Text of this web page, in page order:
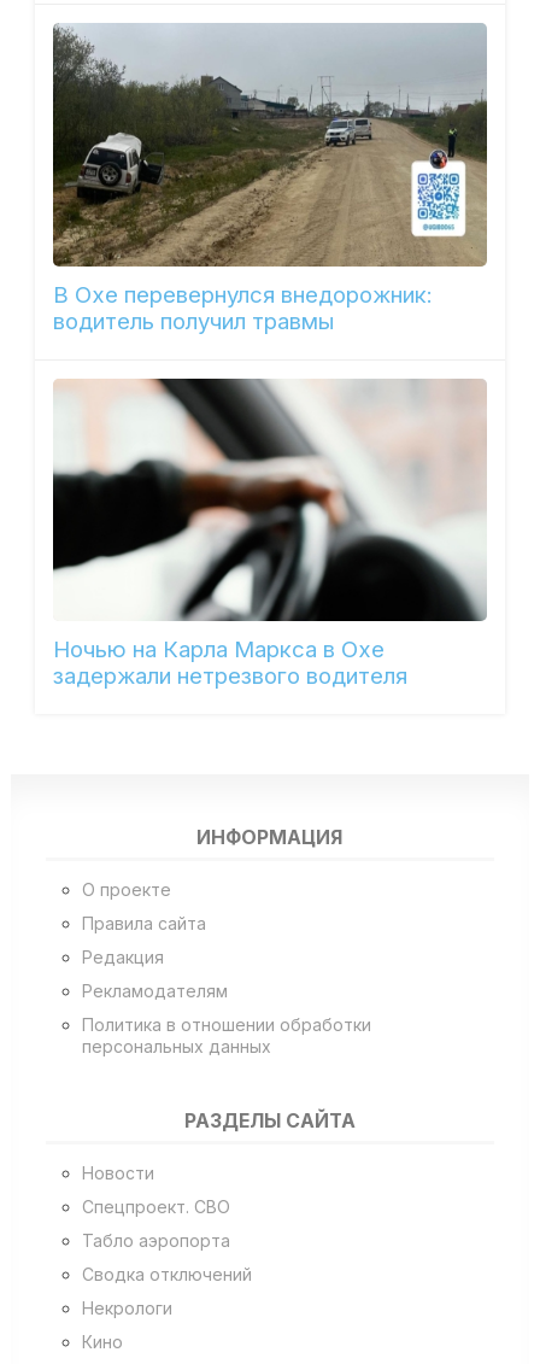
В Охе перевернулся внедорожник:
водитель получил травмы
Ночью на Карла Маркса в Охе
задержали нетрезвого водителя
ИНФОРМАЦИЯ
О проекте
Правила сайта
Редакция
Рекламодателям
Политика в отношении обработки
персональных данных
РАЗДЕЛЫ САЙТА
Новости
Спецпроект. СВО
Табло аэропорта
Сводка отключений
Некрологи
Кино